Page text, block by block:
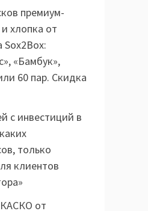
премиум-
хлопка от
Sox2Box:
«Бамбук»,
60 пар. Скидка
с инвестиций в
только
клиентов
от